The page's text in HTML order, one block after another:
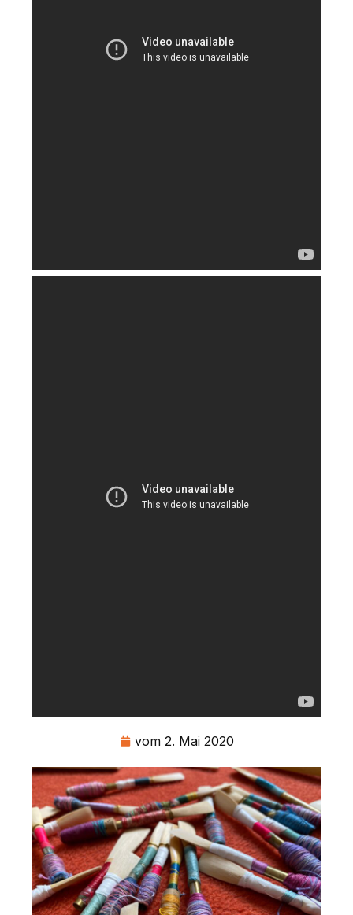
vom 2. Mai 2020